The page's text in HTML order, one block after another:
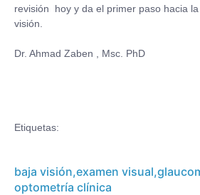
revisión hoy y da el primer paso hacia
visión.
Dr. Ahmad Zaben , Msc. PhD
Etiquetas:
baja visión,examen visual,
optometría clínica